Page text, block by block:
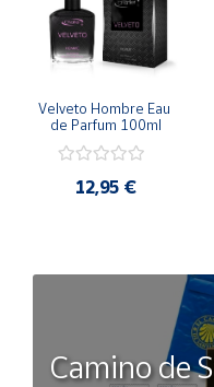
Velveto Hombre Eau
de Parfum 100ml
12,95 €
Camino de